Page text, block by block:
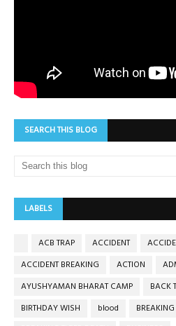
SEARCH THIS BLOG
LABELS
ACB TRAP ACCIDENT
ACCIDENT BREAKING
ACTION
AYUSHYAMAN BHARAT CAMP
BACK
BIRTHDAY WISH
blood BREAKING